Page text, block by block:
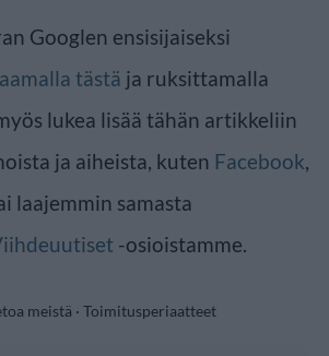
Googlen ensisijaiseksi
tästä ja ruksittamalla
lukea lisää tähän artikkeliin
ja aiheista, kuten Facebook,
laajemmin samasta
-osioistamme.
meistä · Toimitusperiaatteet